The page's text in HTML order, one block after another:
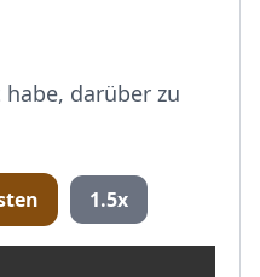
darüber zu
1.5x